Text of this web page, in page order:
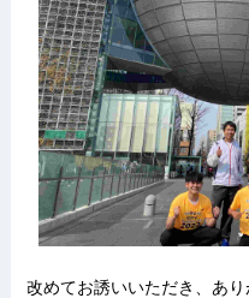
改めてお誘いいただき、あ